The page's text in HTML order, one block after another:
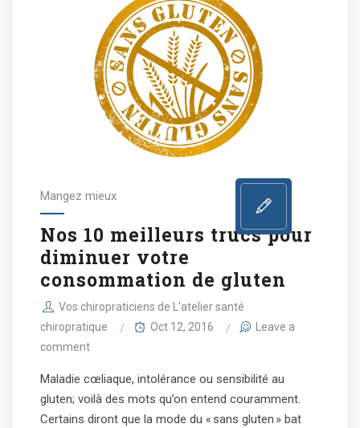
Mangez mieux
Nos 10 meilleurs trucs pour
diminuer votre
consommation de gluten
Vos chiropraticiens de L'atelier santé
chiropratique
Oct 12, 2016
Leave a
comment
Maladie cœliaque, intolérance ou sensibilité au
gluten; voilà des mots qu’on entend couramment.
Certains diront que la mode du « sans gluten » bat